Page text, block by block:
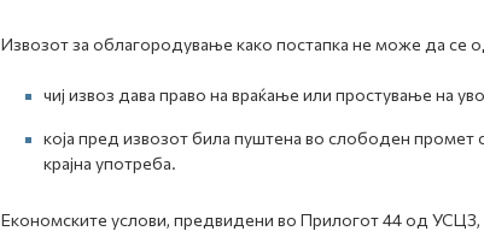
Извозот за облагородување како постапка не може да се
чиј извоз дава право на враќање или простување на
која пред извозот била пуштена во слободен
крајна употреба.
Економските услови, предвидени во Прилогот 44 од